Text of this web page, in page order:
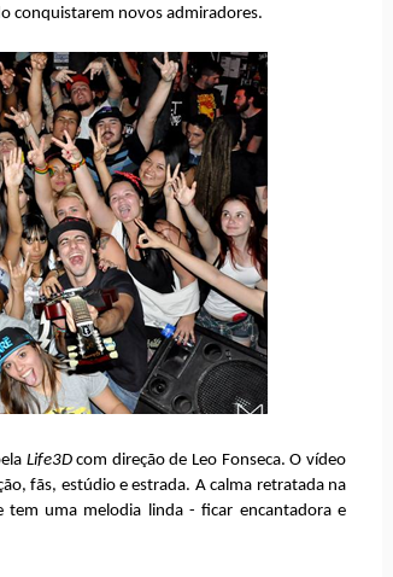
conquistarem novos admiradores.
Life3Dcom direção de Leo Fonseca. O vídeo
fãs, estúdio e estrada. A calma retratada na
uma melodia linda - ficar encantadora e